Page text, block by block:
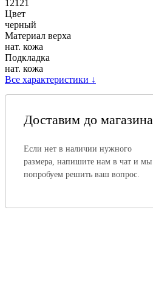
12121
Цвет
черный
Материал верха
нат. кожа
Подкладка
нат. кожа
Все характеристики ↓
Доставим до магазина
Если нет в наличии нужного
размера, напишите нам в чат и мы
попробуем решить ваш вопрос.